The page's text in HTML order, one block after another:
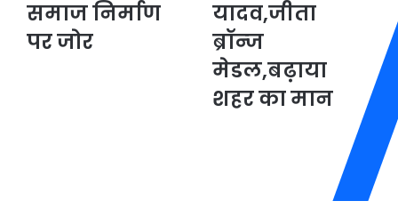
बंधुता
आधारित
समाज
समाज निर्माण
पर जोर
जागृति
यादव,जीता
ब्रॉन्ज
मेडल,बढ़ाया
शहर
का
यादव,जीता
ब्रॉन्ज
मेडल,बढ़ाया
शहर का मान